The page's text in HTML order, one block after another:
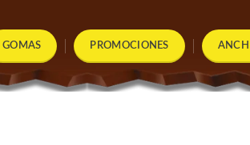
GOMAS PROMOCIONES